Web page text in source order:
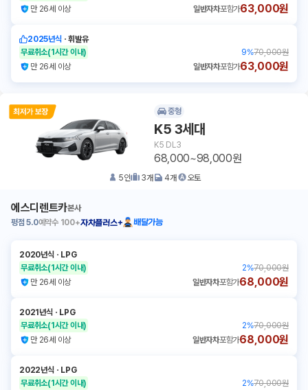
만 26세 이상
일반자차포함가63,000원
2025년식 ㆍ휘발유
무료취소(1시간 이내) 9%70,000원
만 26세 이상
일반자차포함가63,000원
중형
K5 3세대
K5 DL3
68,000~98,000원
5인 3개 4개 오토
에스디렌트카본사
평점 5.0예약수 100+자차플러스+ 배달가능
2020년식 ㆍ LPG
무료취소(1시간 이내) 2%70,000원
만 26세 이상
일반자차포함가68,000원
2021년식 ㆍ LPG
무료취소(1시간 이내) 2%70,000원
만 26세 이상
일반자차포함가68,000원
2022년식 ㆍ LPG
무료취소(1시간 이내) 2%70,000원